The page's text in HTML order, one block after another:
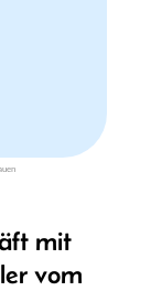
mit
vom